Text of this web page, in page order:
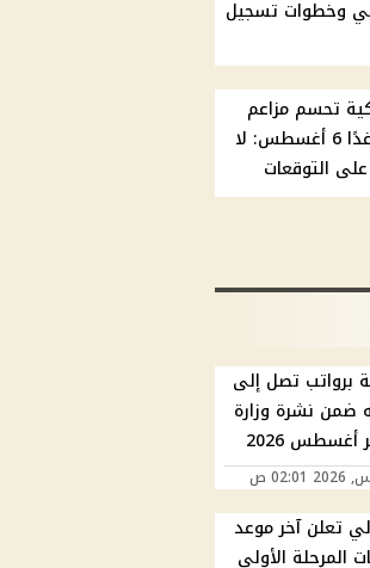
وخطوات تسجيل
تحسم مزاعم
وقوع زلزال غدًا 6 أغسطس: لا
التوقعات
برواتب تصل إلى
ضمن نشرة وزارة
2026
تعلن آخر موعد
المرحلة الأولى